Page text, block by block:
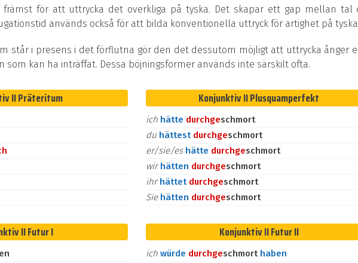
främst för att uttrycka det overkliga på tyska. Det skapar ett gap mellan tal
används också för att bilda konventionella uttryck för artighet på
står i presens i det förflutna gör den det dessutom möjligt att uttrycka ånger
som kan ha inträffat. Dessa böjningsformer används inte särskilt ofta.
II Präteritum Konjunktiv II Plusquamperfekt
ich hätte durchgeschmort
du hättest durchgeschmort
er/sie/es hätte durchgeschmort
wirhätten durchgeschmort
ihrhättet durchgeschmort
Sie hätten durchgeschmort
II Futur I Konjunktiv II Futur II
ich würde durchgeschmort haben